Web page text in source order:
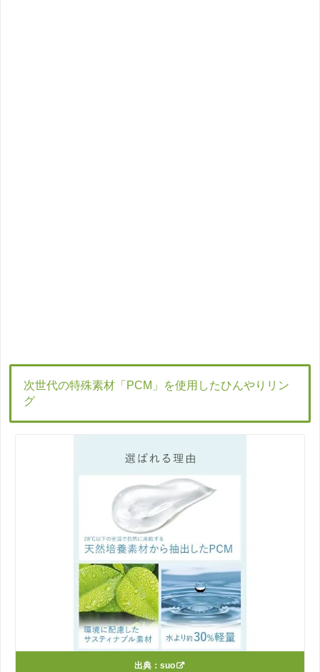
次世代の特殊素材「PCM」を使用したひんやりリン
グ
出典： suo